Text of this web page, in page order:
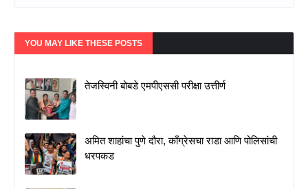
YOU MAY LIKE THESE POSTS
तेजस्विनी बोबडे एमपीएससी परीक्षा उत्तीर्ण
अमित शाहांचा पुणे दौरा, काँग्रेसचा राडा आणि पोलिसांची
धरपकड